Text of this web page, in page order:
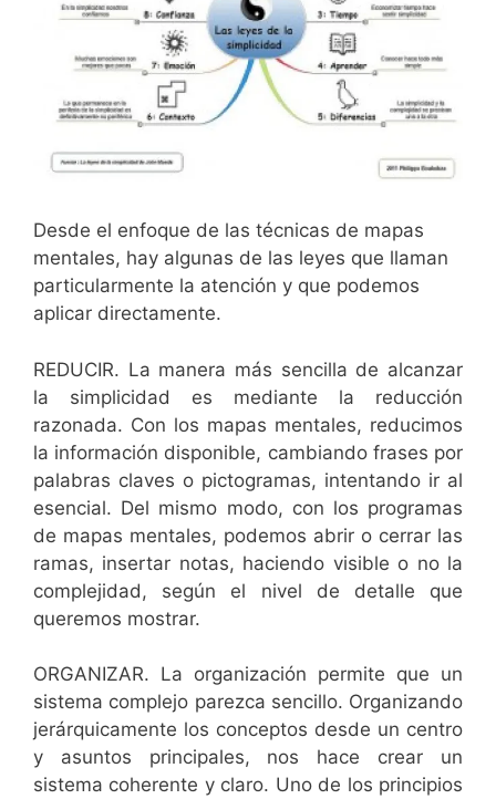
Desde el enfoque de las técnicas de mapas
mentales, hay algunas de las leyes que llaman
particularmente la atención y que podemos
aplicar directamente.
REDUCIR. La manera más sencilla de alcanzar
la simplicidad es mediante la reducción
razonada. Con los mapas mentales, reducimos
la información disponible, cambiando frases por
palabras claves o pictogramas, intentando ir al
esencial. Del mismo modo, con los programas
de mapas mentales, podemos abrir o cerrar las
ramas, insertar notas, haciendo visible o no la
complejidad, según el nivel de detalle que
queremos mostrar.
ORGANIZAR. La organización permite que un
sistema complejo parezca sencillo. Organizando
jerárquicamente los conceptos desde un centro
y asuntos principales, nos hace crear un
sistema coherente y claro. Uno de los principios